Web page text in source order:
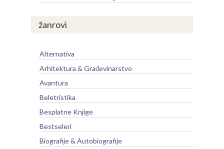
žanrovi
Alternativa
Arhitektura & Građevinarstvo
Avantura
Beletristika
Besplatne Knjige
Bestseleri
Biografije & Autobiografije